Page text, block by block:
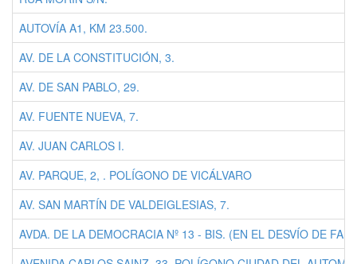
AUTOVÍA A1, KM 23.500.
AV. DE LA CONSTITUCIÓN, 3.
AV. DE SAN PABLO, 29.
AV. FUENTE NUEVA, 7.
AV. JUAN CARLOS I.
AV. PARQUE, 2, . POLÍGONO DE VICÁLVARO
AV. SAN MARTÍN DE VALDEIGLESIAS, 7.
AVDA. DE LA DEMOCRACIA Nº 13 - BIS. (EN EL DESVÍO DE